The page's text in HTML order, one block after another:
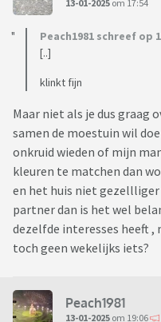
13-01-2025 om 17:54
Peach1981 schreef op
[..]
klinkt fijn
Maar niet als je dus graag
samen de moestuin wil
onkruid wieden of mijn
kleuren te matchen dan
en het huis niet
partner dan is het wel
dezelfde interesses heeft
toch geen wekelijks iets?
Peach1981
13-01-2025 om 19:06